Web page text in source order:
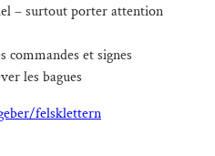
– surtout porter attention
commandes et signes
les bagues
felsklettern